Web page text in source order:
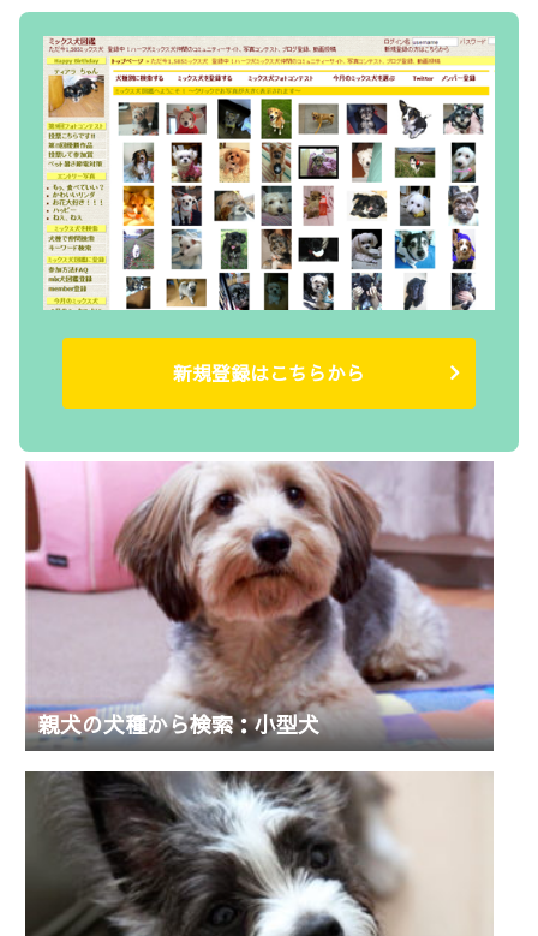
新規登録はこちらから
親犬の犬種から検索：小型犬